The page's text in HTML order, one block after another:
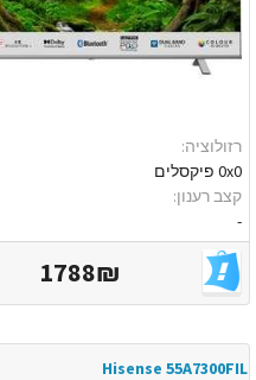
רזולוציה:
0x0 פיקסלים
קצב רענון:
-
1788₪
Hisense 55A7300FIL